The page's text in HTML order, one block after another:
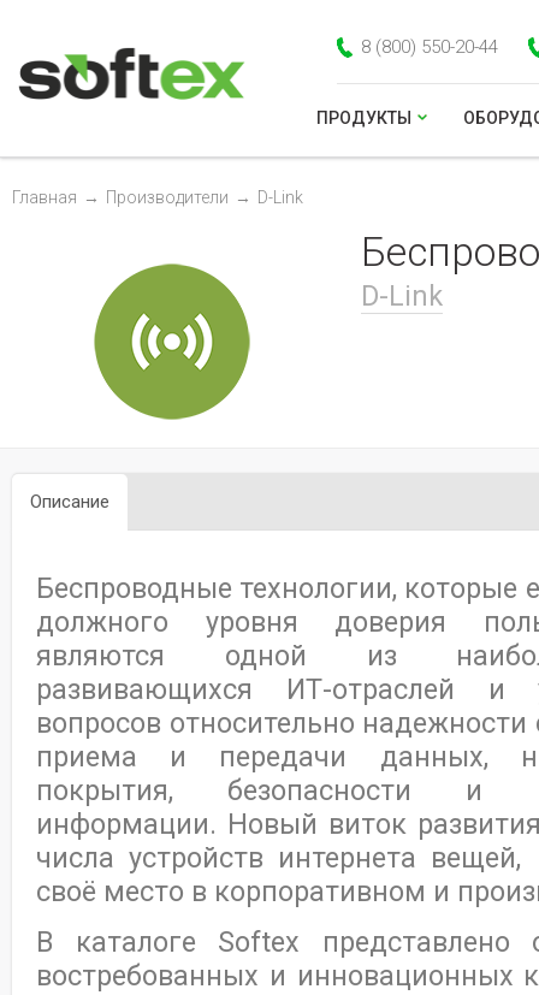
8 (800) 550-20-44
ПРОДУКТЫ
Главная → Производители → D-Link
D-Link
Описание
Беспроводные технологии,
должного уровня доверия
являются одной из
развивающихся ИТ-отраслей
вопросов относительно надежности
приема и передачи данных,
покрытия, безопасности и
информации. Новый виток
числа устройств интернета
своё место в корпоративном и
В каталоге Softex представлено
востребованных и инновационных